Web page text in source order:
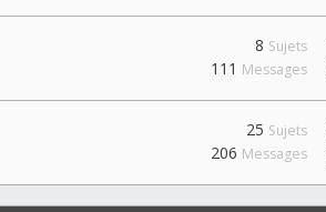
8 Sujets
111 Messages
25 Sujets
206 Messages